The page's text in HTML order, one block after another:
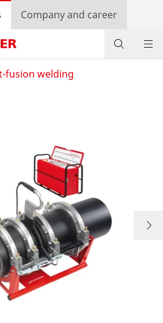
Company and career
fusion welding